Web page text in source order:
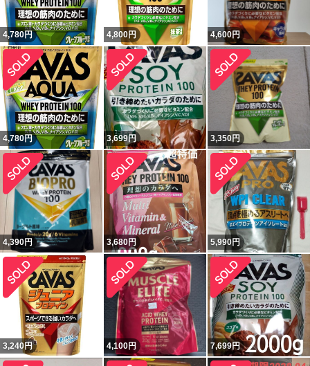
4,780円 4,800円 4,600円
4,780円 3,699円 3,350円
4,390円 3,680円 5,990円
3,240円 4,100円 7,699円